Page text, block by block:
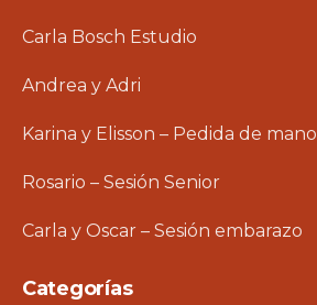
Carla Bosch Estudio
Andrea y Adri
Karina y Elisson – Pedida de mano
Rosario – Sesión Senior
Carla y Oscar – Sesión embarazo
Categorías